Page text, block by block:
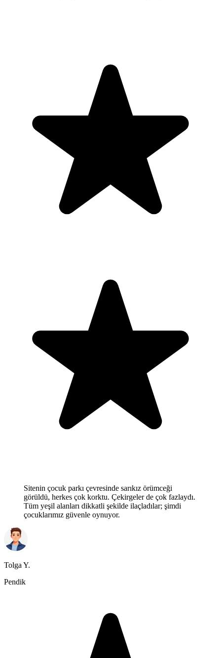
Sitenin çocuk parkı çevresinde sarıkız örümceği
görüldü, herkes çok korktu. Çekirgeler de çok fazlaydı.
Tüm yeşil alanları dikkatli şekilde ilaçladılar; şimdi
çocuklarımız güvenle oynuyor.
Tolga Y.
Pendik